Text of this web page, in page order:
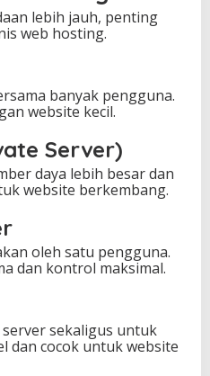
lebih jauh, penting
web hosting.
banyak pengguna.
website kecil.
Server)
daya lebih besar dan
website berkembang.
oleh satu pengguna.
dan kontrol maksimal.
sekaligus untuk
dan cocok untuk website